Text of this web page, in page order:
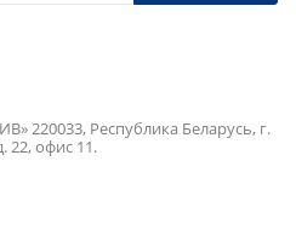
220033, Республика Беларусь, г.
22, офис 11.